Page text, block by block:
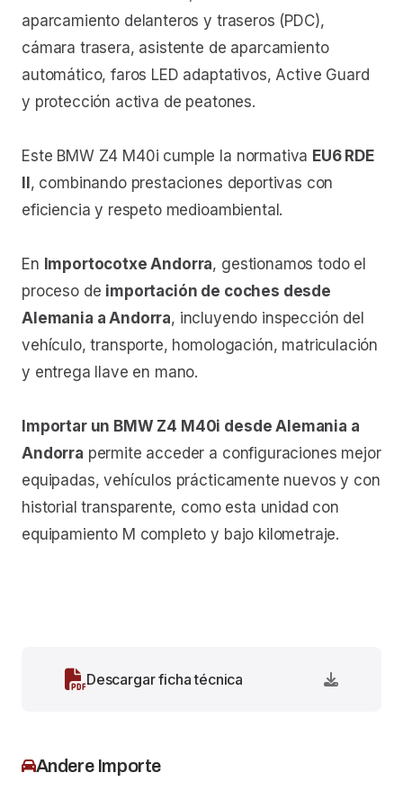
aparcamiento delanteros y traseros (PDC),
cámara trasera, asistente de aparcamiento
automático, faros LED adaptativos, Active Guard
y protección activa de peatones.
Este BMW Z4 M40i cumple la normativa EU6 RDE
II, combinando prestaciones deportivas con
eficiencia y respeto medioambiental.
En Importocotxe Andorra, gestionamos todo el
proceso de importación de coches desde
Alemania a Andorra, incluyendo inspección del
vehículo, transporte, homologación, matriculación
y entrega llave en mano.
Importar un BMW Z4 M40i desde Alemania a
Andorra permite acceder a configuraciones mejor
equipadas, vehículos prácticamente nuevos y con
historial transparente, como esta unidad con
equipamiento M completo y bajo kilometraje.
Descargar ficha técnica
Andere Importe